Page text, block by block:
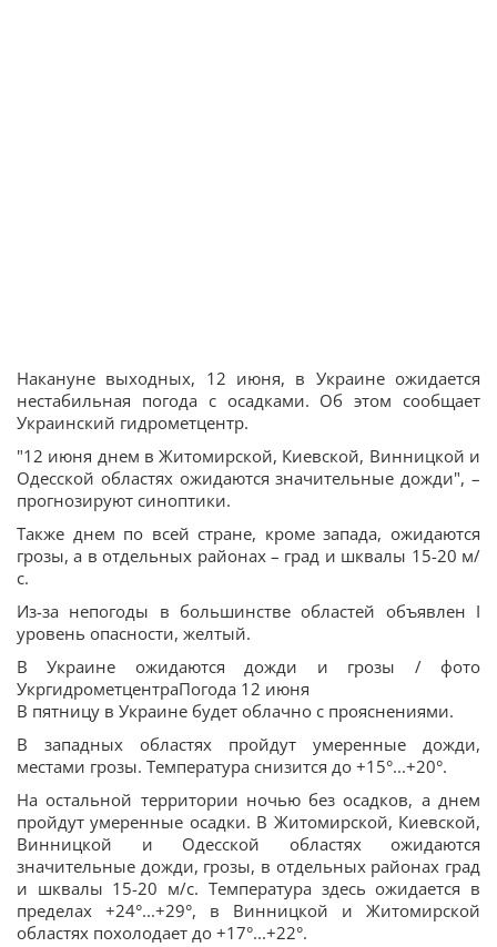
Накануне выходных, 12 июня, в Украине ожидается
нестабильная погода с осадками. Об этом сообщает
Украинский гидрометцентр.
"12 июня днем в Житомирской, Киевской, Винницкой и
Одесской областях ожидаются значительные дожди", –
прогнозируют синоптики.
Также днем по всей стране, кроме запада, ожидаются
грозы, а в отдельных районах – град и шквалы 15-20 м/
с.
Из-за непогоды в большинстве областей объявлен I
уровень опасности, желтый.
В Украине ожидаются дожди и грозы / фото
УкргидрометцентраПогода 12 июня
В пятницу в Украине будет облачно с прояснениями.
В западных областях пройдут умеренные дожди,
местами грозы. Температура снизится до +15°...+20°.
На остальной территории ночью без осадков, а днем
пройдут умеренные осадки. В Житомирской, Киевской,
Винницкой и Одесской областях ожидаются
значительные дожди, грозы, в отдельных районах град
и шквалы 15-20 м/с. Температура здесь ожидается в
пределах +24°...+29°, в Винницкой и Житомирской
областях похолодает до +17°...+22°.